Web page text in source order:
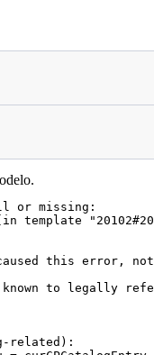
or missing:
template
this error,
to legally refer
related):